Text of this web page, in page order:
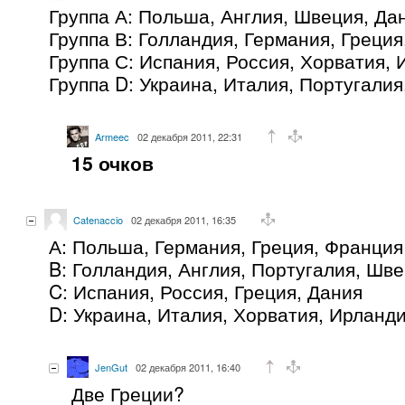
Группа А: Польша, Англия, Швеция,
Группа В: Голландия, Германия,
Группа С: Испания, Россия, Хорватия,
Группа D: Украина, Италия,
Armeec 02 декабря 2011, 22:31
15 очков
Catenaccio 02 декабря 2011, 16:35
А: Польша, Германия, Греция, Франция
B: Голландия, Англия, Португалия,
C: Испания, Россия, Греция, Дания
D: Украина, Италия, Хорватия,
JenGut 02 декабря 2011, 16:40
Две Греции?